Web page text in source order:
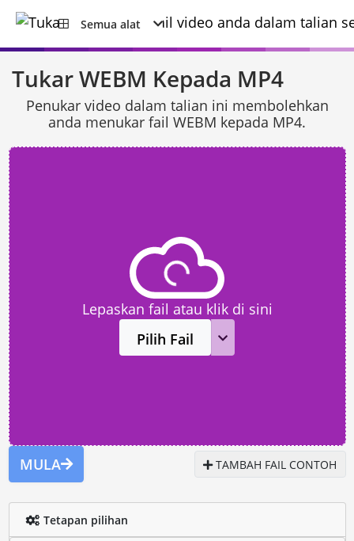
Semua alat
Tukar WEBM Kepada MP4
Penukar video dalam talian ini membolehkan
anda menukar fail WEBM kepada MP4.
Lepaskan fail atau klik di sini
Pilih Fail
MULA TAMBAH FAIL CONTOH
Tetapan pilihan